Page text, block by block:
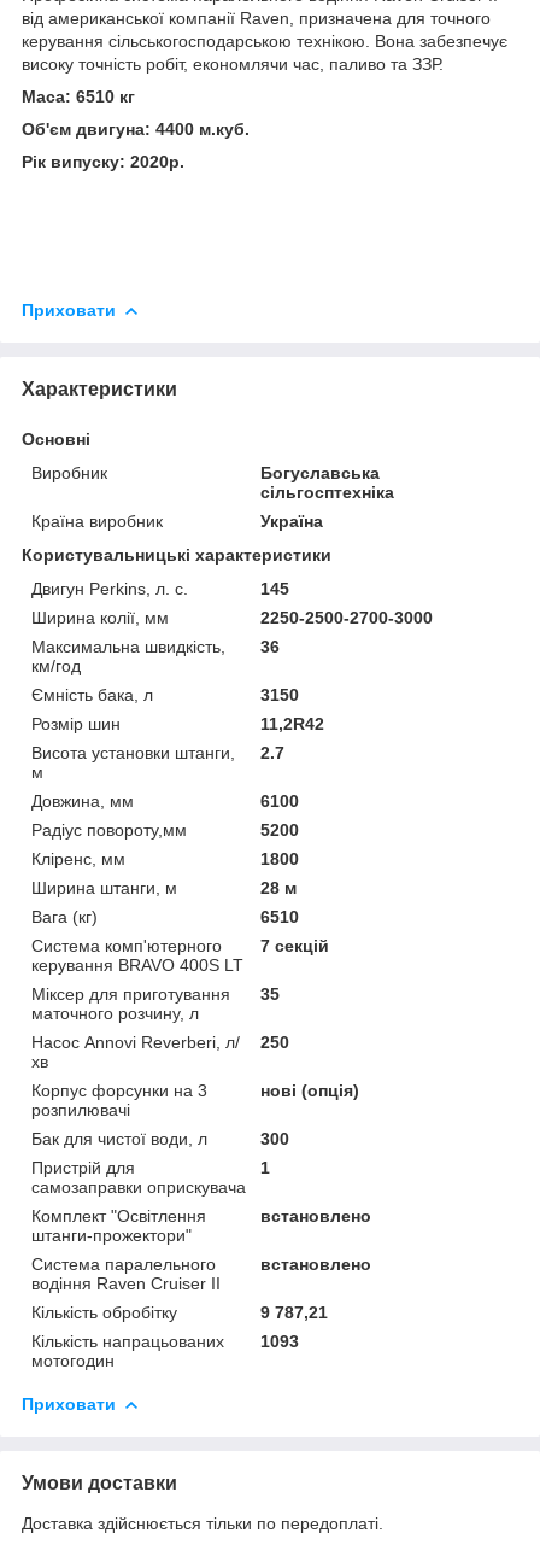
від американської компанії Raven, призначена для точного
керування сільськогосподарською технікою. Вона забезпечує
високу точність робіт, економлячи час, паливо та ЗЗР.
Маса: 6510 кг
Об'єм двигуна: 4400 м.куб.
Рік випуску: 2020р.
Приховати
Характеристики
Основні
Виробник
Богуславська
сільгосптехніка
Країна виробник
Україна
Користувальницькі характеристики
Двигун Perkins, л. с.
145
Ширина колії, мм
2250-2500-2700-3000
Максимальна швидкість,
км/год
36
Ємність бака, л
3150
Розмір шин
11,2R42
Висота установки штанги,
м
2.7
Довжина, мм
6100
Радіус повороту,мм
5200
Кліренс, мм
1800
Ширина штанги, м
28 м
Вага (кг)
6510
Система комп'ютерного
керування BRAVO 400S LT
7 секцій
Міксер для приготування
маточного розчину, л
35
Насос Annovi Reverberi, л/
хв
250
Корпус форсунки на 3
розпилювачі
нові (опція)
Бак для чистої води, л
300
Пристрій для
самозаправки оприскувача
1
Комплект "Освітлення
штанги-прожектори"
встановлено
Система паралельного
водіння Raven Cruiser II
встановлено
Кількість обробітку
9 787,21
Кількість напрацьованих
мотогодин
1093
Приховати
Умови доставки
Доставка здійснюється тільки по передоплаті.